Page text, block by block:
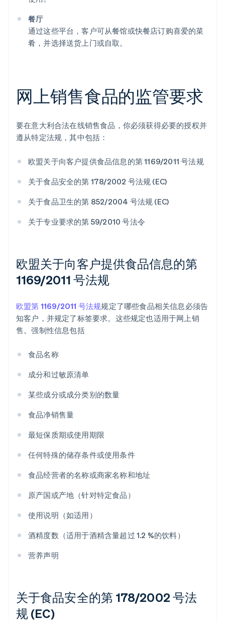
餐厅
通过这些平台，客户可从餐馆或快餐店订购喜爱的菜
肴，并选择送货上门或自取。
网上销售食品的监管要求
要在意大利合法在线销售食品，你必须获得必要的授权并
遵从特定法规，其中包括：
欧盟关于向客户提供食品信息的第 1169/2011 号法规
关于食品安全的第 178/2002 号法规 (EC)
关于食品卫生的第 852/2004 号法规 (EC)
关于专业要求的第 59/2010 号法令
欧盟关于向客户提供食品信息的第
1169/2011 号法规
欧盟第 1169/2011 号法规规定了哪些食品相关信息必须告
知客户，并规定了标签要求。这些规定也适用于网上销
售。强制性信息包括
食品名称
成分和过敏原清单
某些成分或成分类别的数量
食品净销售量
最短保质期或使用期限
任何特殊的储存条件或使用条件
食品经营者的名称或商家名称和地址
原产国或产地（针对特定食品）
使用说明（如适用）
酒精度数（适用于酒精含量超过 1.2 %的饮料）
营养声明
关于食品安全的第 178/2002 号法
规 (EC)